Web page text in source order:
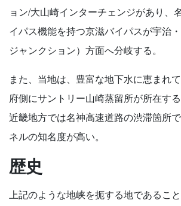
ョン/大山崎インターチェンジがあり、
イパス機能を持つ京滋バイパスが宇治
ジャンクション）方面へ分岐する。
また、当地は、豊富な地下水に恵まれ
府側にサントリー山崎蒸留所が所在する
近畿地方では名神高速道路の渋滞箇所
ネルの知名度が高い。
歴史
上記のような地峡を扼する地であるこ